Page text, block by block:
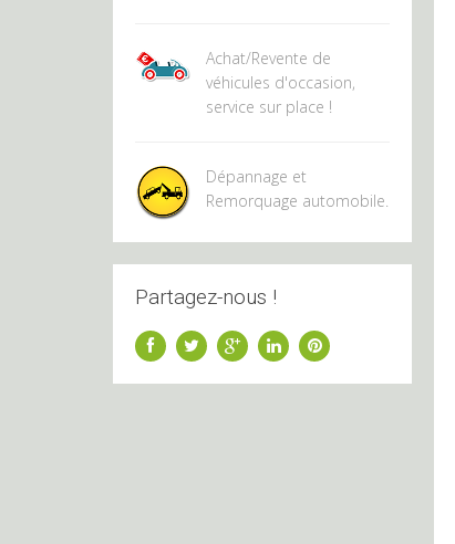
Achat/Revente de
véhicules d'occasion,
service sur place !
Dépannage et
Remorquage automobile.
Partagez-nous !